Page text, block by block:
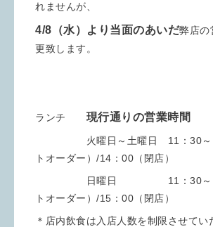
れませんが、
4/8（水）より当面のあいだ弊店の
更致します。
ランチ 現行通りの営業時間
火曜日～土曜日 11：30～13
トオーダー）/14：00（閉店）
日曜日 11：30～14：
トオーダー）/15：00（閉店）
＊店内飲食は入店人数を制限させてい